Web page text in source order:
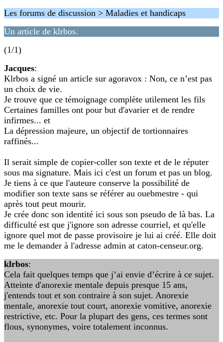
Les forums de discussion > Maladies et handicaps
Un article de klrbos.
(1/1)
Jacques:
Klrbos a signé un article sur agoravox : Non, ce n’est pas
un choix de vie.
Je trouve que ce témoignage complète utilement les fils
Certaines familles ont pour but d'avarier et de rendre
infirmes... et
La dépression majeure, un objectif de tortionnaires
raffinés...
Il serait simple de copier-coller son texte et de le réputer
sous ma signature. Mais ici c'est un forum et pas un blog.
Je tiens à ce que l'auteure conserve la possibilité de
modifier son texte sans se référer au ouebmestre - qui
après tout peut mourir.
Je crée donc son identité ici sous son pseudo de là bas. La
difficulté est que j'ignore son adresse courriel, et qu'elle
ignore quel mot de passe provisoire je lui ai créé. Elle doit
me le demander à l'adresse admin at caton-censeur.org.
klrbos:
Cela fait quelques temps que j’ai envie d’écrire à ce sujet.
Atteinte d'anorexie mentale depuis presque 15 ans,
j'entends tout et son contraire à son sujet. Anorexie
mentale, anorexie tout court, anorexie vomitive, anorexie
restrictive, etc. Pour la plupart des gens, ces termes sont
flous, synonymes, voire totalement inconnus.